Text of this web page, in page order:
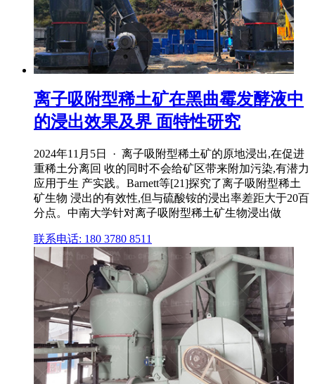
离子吸附型稀土矿在黑曲霉发酵液中
的浸出效果及界 面特性研究
2024年11月5日 · 离子吸附型稀土矿的原地浸出,在促进
重稀土分离回 收的同时不会给矿区带来附加污染,有潜力
应用于生 产实践。Barnett等[21]探究了离子吸附型稀土
矿生物 浸出的有效性,但与硫酸铵的浸出率差距大于20百
分点。中南大学针对离子吸附型稀土矿生物浸出做
联系电话: 180 3780 8511